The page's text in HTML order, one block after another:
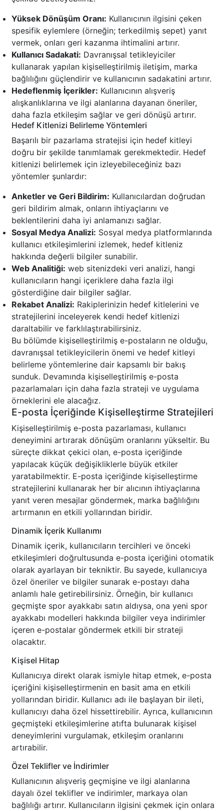
Yüksek Dönüşüm Oranı: Kullanıcının ilgisini çeken
spesifik eylemlere (örneğin; terkedilmiş sepet) yanıt
vermek, onları geri kazanma ihtimalini artırır.
Kullanıcı Sadakati: Davranışsal tetikleyiciler
kullanarak yapılan kişiselleştirilmiş iletişim, marka
bağlılığını güçlendirir ve kullanıcının sadakatini artırır.
Hedeflenmiş İçerikler: Kullanıcının alışveriş
alışkanlıklarına ve ilgi alanlarına dayanan öneriler,
daha fazla etkileşim sağlar ve geri dönüşü artırır.
Hedef Kitlenizi Belirleme Yöntemleri
Başarılı bir pazarlama stratejisi için hedef kitleyi
doğru bir şekilde tanımlamak gerekmektedir. Hedef
kitlenizi belirlemek için izleyebileceğiniz bazı
yöntemler şunlardır:
Anketler ve Geri Bildirim: Kullanıcılardan doğrudan
geri bildirim almak, onların ihtiyaçlarını ve
beklentilerini daha iyi anlamanızı sağlar.
Sosyal Medya Analizi: Sosyal medya platformlarında
kullanıcı etkileşimlerini izlemek, hedef kitleniz
hakkında değerli bilgiler sunabilir.
Web Analitiği: web sitenizdeki veri analizi, hangi
kullanıcıların hangi içeriklere daha fazla ilgi
gösterdiğine dair bilgiler sağlar.
Rekabet Analizi: Rakiplerinizin hedef kitlelerini ve
stratejilerini inceleyerek kendi hedef kitlenizi
daraltabilir ve farklılaştırabilirsiniz.
Bu bölümde kişiselleştirilmiş e-postaların ne olduğu,
davranışsal tetikleyicilerin önemi ve hedef kitleyi
belirleme yöntemlerine dair kapsamlı bir bakış
sunduk. Devamında kişiselleştirilmiş e-posta
pazarlamaları için daha fazla strateji ve uygulama
örneklerini ele alacağız.
E-posta İçeriğinde Kişiselleştirme Stratejileri
Kişiselleştirilmiş e-posta pazarlaması, kullanıcı
deneyimini artırarak dönüşüm oranlarını yükseltir. Bu
süreçte dikkat çekici olan, e-posta içeriğinde
yapılacak küçük değişikliklerle büyük etkiler
yaratabilmektir. E-posta içeriğinde kişiselleştirme
stratejilerini kullanarak her bir alıcının ihtiyaçlarına
yanıt veren mesajlar göndermek, marka bağlılığını
artırmanın en etkili yollarından biridir.
Dinamik İçerik Kullanımı
Dinamik içerik, kullanıcıların tercihleri ve önceki
etkileşimleri doğrultusunda e-posta içeriğini otomatik
olarak ayarlayan bir tekniktir. Bu sayede, kullanıcıya
özel öneriler ve bilgiler sunarak e-postayı daha
anlamlı hale getirebilirsiniz. Örneğin, bir kullanıcı
geçmişte spor ayakkabı satın aldıysa, ona yeni spor
ayakkabı modelleri hakkında bilgiler veya indirimler
içeren e-postalar göndermek etkili bir strateji
olacaktır.
Kişisel Hitap
Kullanıcıya direkt olarak ismiyle hitap etmek, e-posta
içeriğini kişiselleştirmenin en basit ama en etkili
yollarından biridir. Kullanıcı adı ile başlayan bir ileti,
kullanıcıyı daha özel hissettirebilir. Ayrıca, kullanıcının
geçmişteki etkileşimlerine atıfta bulunarak kişisel
deneyimlerini vurgulamak, etkileşim oranlarını
artırabilir.
Özel Teklifler ve İndirimler
Kullanıcının alışveriş geçmişine ve ilgi alanlarına
dayalı özel teklifler ve indirimler, markaya olan
bağlılığı artırır. Kullanıcıların ilgisini çekmek için onlara